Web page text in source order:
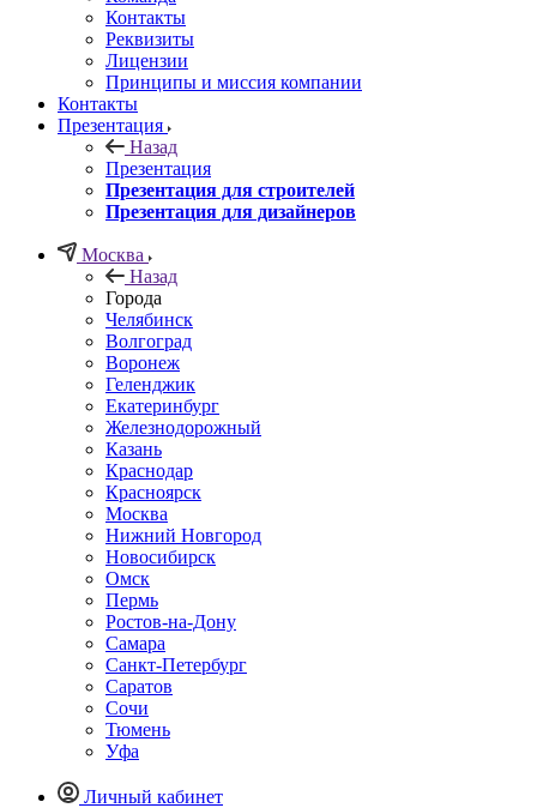
Контакты
Реквизиты
Лицензии
Принципы и миссия компании
Контакты
Презентация
Назад
Презентация
Презентация для строителей
Презентация для дизайнеров
Москва
Назад
Города
Челябинск
Волгоград
Воронеж
Геленджик
Екатеринбург
Железнодорожный
Казань
Краснодар
Красноярск
Москва
Нижний Новгород
Новосибирск
Омск
Пермь
Ростов-на-Дону
Самара
Санкт-Петербург
Саратов
Сочи
Тюмень
Уфа
Личный кабинет